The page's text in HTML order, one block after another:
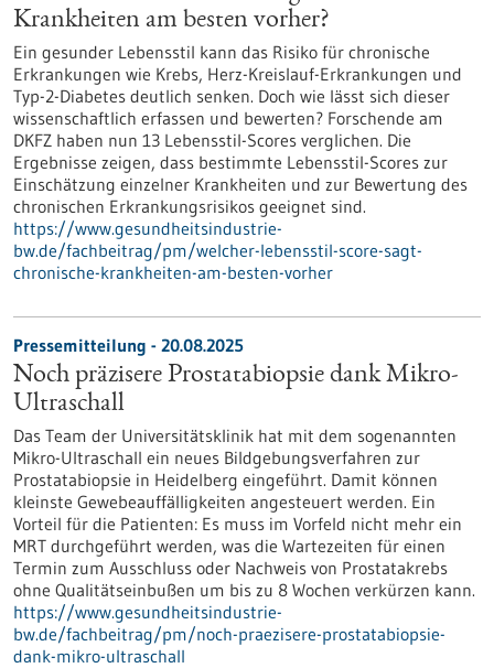
Krankheiten am besten vorher?
Ein gesunder Lebensstil kann das Risiko für chronische
Erkrankungen wie Krebs, Herz-Kreislauf-Erkrankungen und
Typ-2-Diabetes deutlich senken. Doch wie lässt sich dieser
wissenschaftlich erfassen und bewerten? Forschende am
DKFZ haben nun 13 Lebensstil-Scores verglichen. Die
Ergebnisse zeigen, dass bestimmte Lebensstil-Scores zur
Einschätzung einzelner Krankheiten und zur Bewertung des
chronischen Erkrankungsrisikos geeignet sind.
https://www.gesundheitsindustrie-
bw.de/fachbeitrag/pm/welcher-lebensstil-score-sagt-
chronische-krankheiten-am-besten-vorher
Pressemitteilung - 20.08.2025
Noch präzisere Prostatabiopsie dank Mikro-
Ultraschall
Das Team der Universitätsklinik hat mit dem sogenannten
Mikro-Ultraschall ein neues Bildgebungsverfahren zur
Prostatabiopsie in Heidelberg eingeführt. Damit können
kleinste Gewebeauffälligkeiten angesteuert werden. Ein
Vorteil für die Patienten: Es muss im Vorfeld nicht mehr ein
MRT durchgeführt werden, was die Wartezeiten für einen
Termin zum Ausschluss oder Nachweis von Prostatakrebs
ohne Qualitätseinbußen um bis zu 8 Wochen verkürzen kann.
https://www.gesundheitsindustrie-
bw.de/fachbeitrag/pm/noch-praezisere-prostatabiopsie-
dank-mikro-ultraschall